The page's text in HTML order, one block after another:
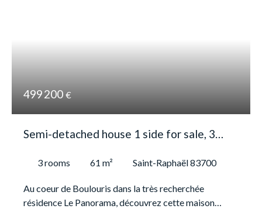
499 200 €
Semi-detached house 1 side for sale, 3
3rooms 61 m² Saint-Raphaël 83700
Au coeur de Boulouris dans la très recherchée
résidence Le Panorama, découvrez cette maison